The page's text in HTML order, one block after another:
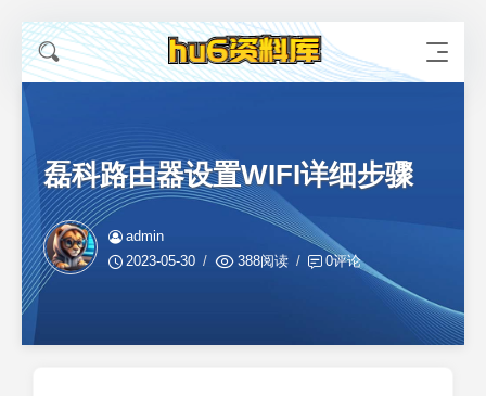
磊科路由器设置WIFI详细步骤
admin
2023-05-30
388阅读 0评论